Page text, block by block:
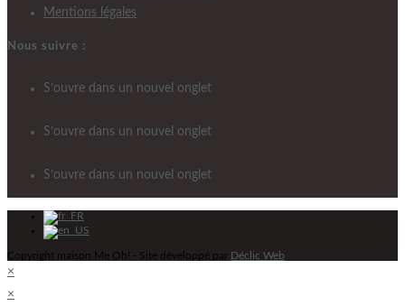
Mentions légales
Nous suivre :
S’ouvre dans un nouvel onglet
S’ouvre dans un nouvel onglet
S’ouvre dans un nouvel onglet
Copyright maison Me Oh! - Site développé par Déclic Web
×
×